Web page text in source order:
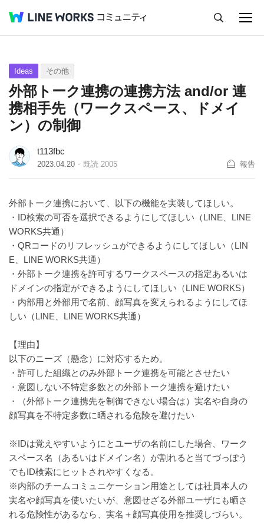
Q&A Tips Ideas
Ideas その他
外部トーク連携の連携方法 and/or 連
携相手先（ワークスペース、ドメイ
ン）の制御
t113fbc
2023.04.20 既読 2005 報告
外部トーク連携において、以下の機能を実装してほしい。
・ID検索の可否を選択できるようにしてほしい（LINE、LINE
WORKS共通）
・QRコードのリフレッシュができるようにしてほしい（LIN
E、LINE WORKS共通）
・外部トーク連携を許可するワークスペースの指定あるいは
ドメインの指定ができるようにしてほしい（LINE WORKS）
・内部用と外部用で名前、顔写真を変えられるようにしてほ
しい（LINE、LINE WORKS共通）
【理由】
以下のニーズ（懸念）に対応するため。
・許可した組織とのみ外部トーク連携を可能とさせたい
・意図しない不特定多数との外部トーク連携を避けたい
・（外部トーク連携先を制御できない場合は）実名や自身の
顔写真を不特定多数に晒される危険を避けたい
※IDは覚えやすいようにとユーザの名前にした場合、ワーク
スペース名（あるいはドメイン名）が割れると当てづっぽう
でもID検索にヒットされやすくなる。
※内部のチームコミュニケーション用途としては社員本人の
実名や顔写真を使いたいが、意図せざる外部ユーザにも晒さ
れる危険性があるなら、実名＋顔写真使用を推奨しづらい。